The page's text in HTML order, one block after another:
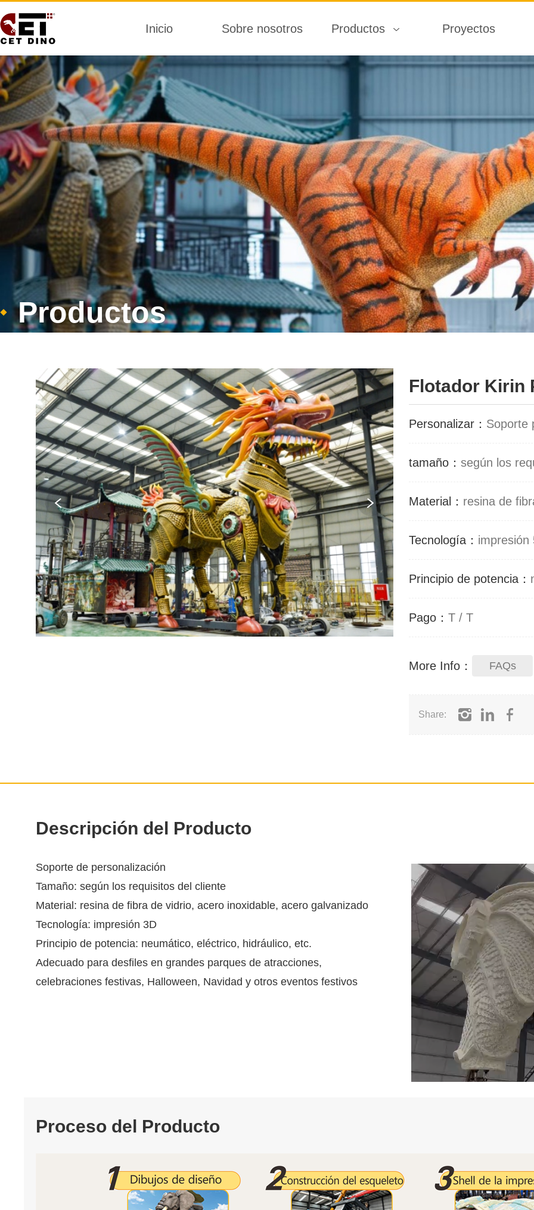
Inicio Sobre nosotros Productos Proyectos
Productos
Flotador Kirin
Personalizar： Soporte
tamaño： según los
Material： resina de
Tecnología： impresión
Principio de potencia：
Pago： T / T
More Info： FAQs
Share:
Descripción del Producto
Soporte de personalización
Tamaño: según los requisitos del cliente
Material: resina de fibra de vidrio, acero inoxidable, acero galvanizado
Tecnología: impresión 3D
Principio de potencia: neumático, eléctrico, hidráulico, etc.
Adecuado para desfiles en grandes parques de atracciones,
celebraciones festivas, Halloween, Navidad y otros eventos festivos
Proceso del Producto